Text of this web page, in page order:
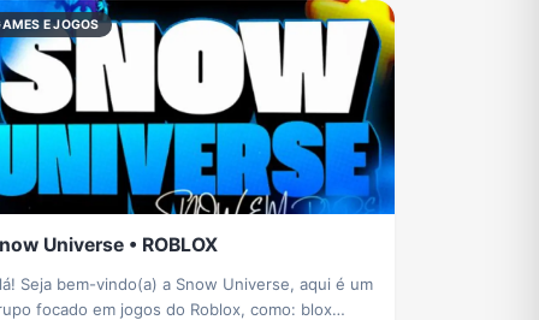
E JOGOS
Universe • ROBLOX
Seja bem-vindo(a) a Snow Universe, aqui é um
focado em jogos do Roblox, como: blox